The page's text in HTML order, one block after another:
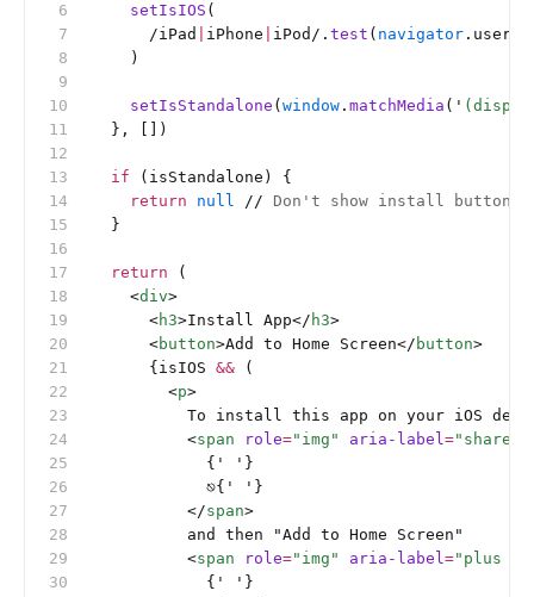
    setIsIOS
(
      /iPad
iPhone iPod/ . test ( navigator
    )
    setIsStandalone
( window . matchMedia ( '
  }, [])
  if
(isStandalone) {
    return
null // Don't show install button
  }
  return
(
    <
div>
      <
h3>Install App</ h3>
      <
button>Add to Home Screen</ button>
      {isIOS
&& (
        <
p>
To install this app on your iOS
          <
span role="img" aria-label="share
            {
' ' }
            ⎋{
' ' }
          </
span>
          and then "Add to Home Screen"
          <
span role="img" aria-label="plus
            {
' ' }